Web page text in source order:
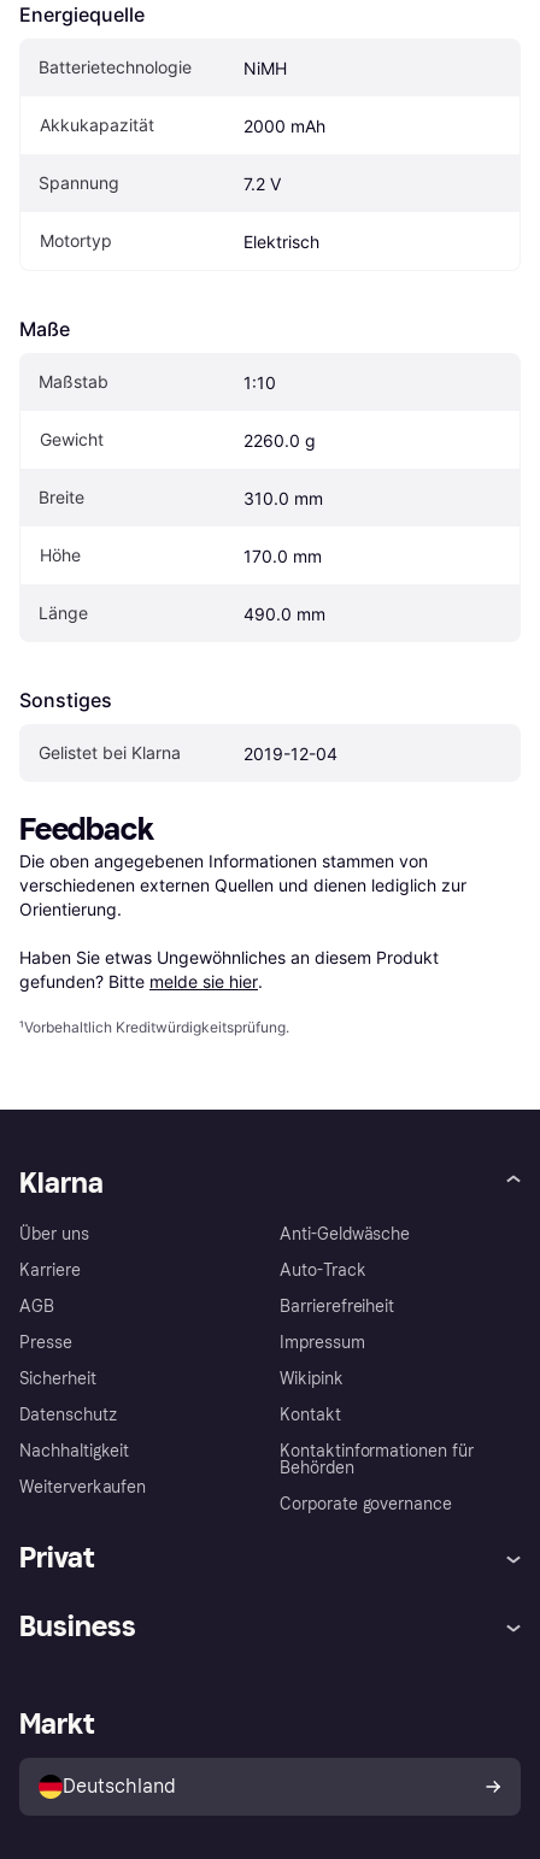
Energiequelle
Batterietechnologie NiMH
Akkukapazität 2000 mAh
Spannung 7.2 V
Motortyp Elektrisch
Maße
Maßstab 1:10
Gewicht 2260.0 g
Breite 310.0 mm
Höhe 170.0 mm
Länge 490.0 mm
Sonstiges
Gelistet bei Klarna 2019-12-04
Feedback
Die oben angegebenen Informationen stammen von
verschiedenen externen Quellen und dienen lediglich zur
Orientierung.
Haben Sie etwas Ungewöhnliches an diesem Produkt
gefunden? Bitte melde sie hier.
¹Vorbehaltlich Kreditwürdigkeitsprüfung.
Klarna
Über uns
Karriere
AGB
Presse
Sicherheit
Datenschutz
Nachhaltigkeit
Weiterverkaufen
Anti-Geldwäsche
Auto-Track
Barrierefreiheit
Impressum
Wikipink
Kontakt
Kontaktinformationen für
Behörden
Corporate governance
Privat
Klarna App
Shops entdecken
Käuferschutzrichtlinie
Dein Widerrufsrecht
Business
Händlerportal
Markt
Deutschland